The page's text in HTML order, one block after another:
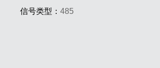
信号类型： 485